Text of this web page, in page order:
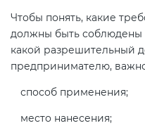
Чтобы понять, какие
должны быть соблюдены
какой разрешительный
предпринимателю,
способ применения;
место нанесения;